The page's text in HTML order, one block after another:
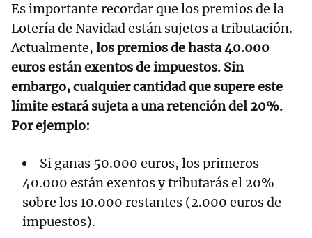
Es importante recordar que los premios de la
Lotería de Navidad están sujetos a tributación.
Actualmente, los premios de hasta 40.000
euros están exentos de impuestos. Sin
embargo, cualquier cantidad que supere este
límite estará sujeta a una retención del 20%.
Por ejemplo:
Si ganas 50.000 euros, los primeros
40.000 están exentos y tributarás el 20%
sobre los 10.000 restantes (2.000 euros de
impuestos).